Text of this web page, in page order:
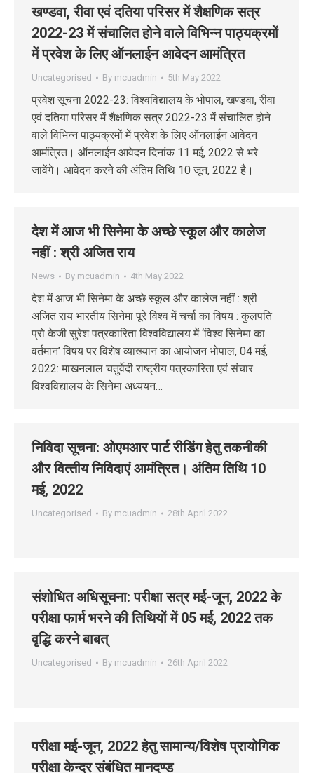
खण्डवा, रीवा एवं दतिया परिसर में शैक्षणिक सत्र
2022-23 में संचालित होने वाले विभिन्‍न पाठ्यक्रमों
में प्रवेश के लिए ऑनलाईन आवेदन आमंत्रित
Uncategorised By mcuadmin 5th May 2022
प्रवेश सूचना 2022-23: विश्वविद्यालय के भोपाल, खण्डवा, रीवा
एवं दतिया परिसर में शैक्षणिक सत्र 2022-23 में संचालित होने
वाले विभिन्‍न पाठ्यक्रमों में प्रवेश के लिए ऑनलाईन आवेदन
आमंत्रित। ऑनलाईन आवेदन दिनांक 11 मई, 2022 से भरे
जावेंगे। आवेदन करने की अंतिम तिथि 10 जून, 2022 है।
देश में आज भी सिनेमा के अच्छे स्कूल और कालेज
नहीं : श्री अजित राय
News By mcuadmin 4th May 2022
देश में आज भी सिनेमा के अच्छे स्कूल और कालेज नहीं : श्री
अजित राय भारतीय सिनेमा पूरे विश्व में चर्चा का विषय : कुलपति
प्रो केजी सुरेश पत्रकारिता विश्वविद्यालय में ‘विश्व सिनेमा का
वर्तमान’ विषय पर विशेष व्याख्यान का आयोजन भोपाल, 04 मई,
2022: माखनलाल चतुर्वेदी राष्ट्रीय पत्रकारिता एवं संचार
विश्वविद्यालय के सिनेमा अध्ययन…
निविदा सूचना: ओएमआर पार्ट रीडिंग हेतु तकनीकी
और वित्‍तीय निविदाएं आमंत्रित। अंतिम तिथि 10
मई, 2022
Uncategorised By mcuadmin 28th April 2022
संशोधित अधिसूचना: परीक्षा सत्र मई-जून, 2022 के
परीक्षा फार्म भरने की तिथियों में 05 मई, 2022 तक
वृद्धि करने बाबत्
Uncategorised By mcuadmin 26th April 2022
परीक्षा मई-जून, 2022 हेतु सामान्‍य/विशेष प्रायोगिक
परीक्षा केन्‍द्र संबंधित मानदण्‍ड